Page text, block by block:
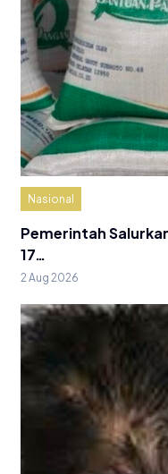
Nasional
Pemerintah
17…
2 Aug 2026